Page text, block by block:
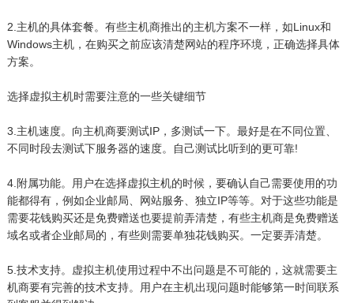
2.主机的具体套餐。有些主机商推出的主机方案不一样，如Linux和
Windows主机，在购买之前应该清楚网站的程序环境，正确选择具体
方案。
选择虚拟主机时需要注意的一些关键细节
3.主机速度。向主机商要测试IP，多测试一下。最好是在不同位置、
不同时段去测试下服务器的速度。自己测试比听到的更可靠!
4.附属功能。用户在选择虚拟主机的时候，要确认自己需要使用的功
能都得有，例如企业邮局、网站服务、独立IP等等。对于这些功能是
需要花钱购买还是免费赠送也要提前弄清楚，有些主机商是免费赠送
域名或者企业邮局的，有些则需要单独花钱购买。一定要弄清楚。
5.技术支持。虚拟主机使用过程中不出问题是不可能的，这就需要主
机商要有完善的技术支持。用户在主机出现问题时能够第一时间联系